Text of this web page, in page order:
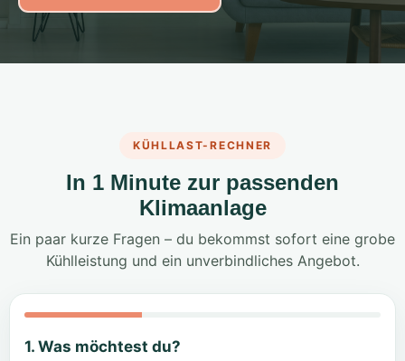
KÜHLLAST-RECHNER
In 1 Minute zur passenden
Klimaanlage
Ein paar kurze Fragen – du bekommst sofort eine grobe
Kühlleistung und ein unverbindliches Angebot.
1. Was möchtest du?